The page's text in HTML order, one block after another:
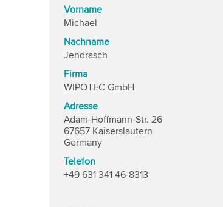
Vorname
Michael
Nachname
Jendrasch
Firma
WIPOTEC GmbH
Adresse
Adam-Hoffmann-Str. 26
67657 Kaiserslautern
Germany
Telefon
+49 631 341 46-8313